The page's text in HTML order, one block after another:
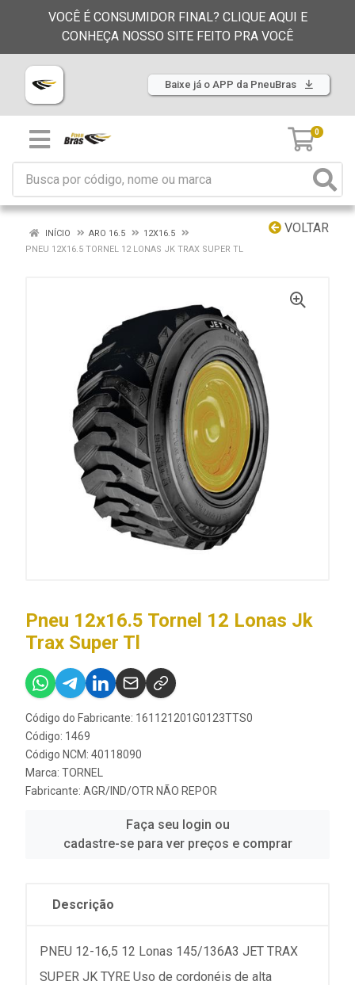
VOCÊ É CONSUMIDOR FINAL? CLIQUE AQUI E
CONHEÇA NOSSO SITE FEITO PRA VOCÊ
Baixe já o APP da PneuBras
0
VOLTAR
INÍCIO ARO 16.5
12X16.5
PNEU 12X16.5 TORNEL 12 LONAS JK TRAX SUPER TL
Pneu 12x16.5 Tornel 12 Lonas Jk
Trax Super Tl
Código do Fabricante: 161121201G0123TTS0
Código: 1469
Código NCM: 40118090
Marca: TORNEL
Fabricante: AGR/IND/OTR NÃO REPOR
Faça seu login ou
cadastre-se para ver preços e comprar
Descrição
PNEU 12-16,5 12 Lonas 145/136A3 JET TRAX
SUPER JK TYRE Uso de cordonéis de alta